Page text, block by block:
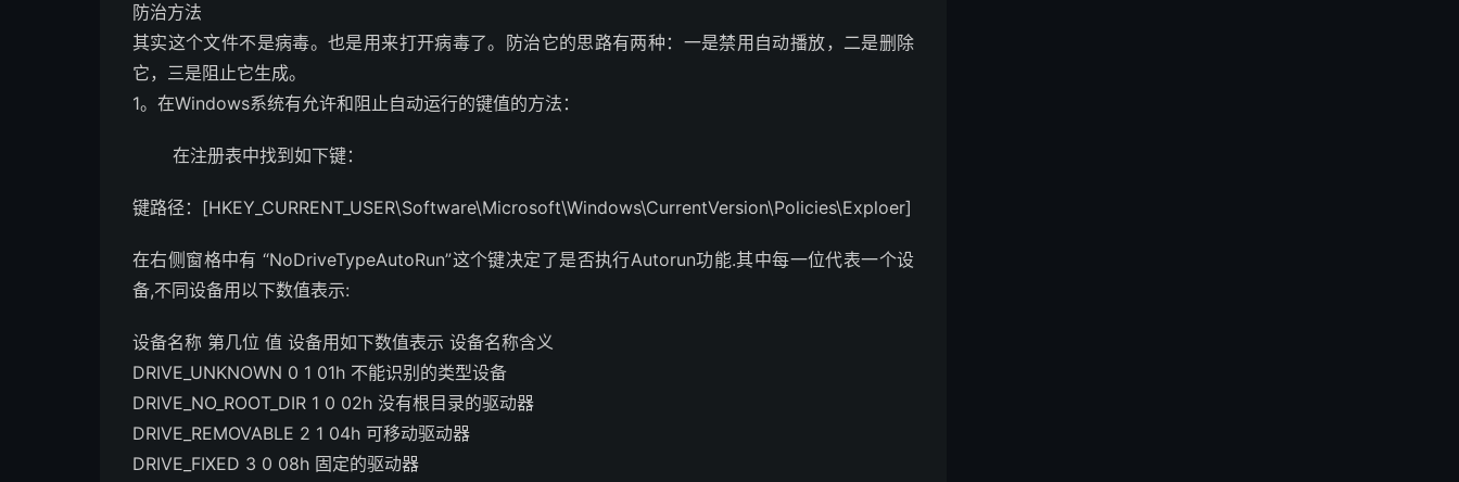
防治方法
其实这个文件不是病毒。也是用来打开病毒了。防治它的思路有两种：一是禁用自动播放，二是删除
它，三是阻止它生成。
1。在Windows系统有允许和阻止自动运行的键值的方法：
在注册表中找到如下键：
键路径：[HKEY_CURRENT_USER\Software\Microsoft\Windows\CurrentVersion\Policies\Exploer]
在右侧窗格中有 “NoDriveTypeAutoRun”这个键决定了是否执行Autorun功能.其中每一位代表一个设
备,不同设备用以下数值表示:
设备名称 第几位 值 设备用如下数值表示 设备名称含义
DRIVE_UNKNOWN 0 1 01h 不能识别的类型设备
DRIVE_NO_ROOT_DIR 1 0 02h 没有根目录的驱动器
DRIVE_REMOVABLE 2 1 04h 可移动驱动器
DRIVE_FIXED 3 0 08h 固定的驱动器